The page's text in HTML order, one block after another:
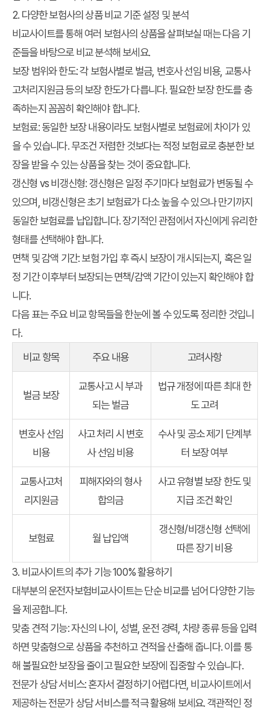
2. 다양한 보험사의 상품 비교 기준 설정 및 분석
비교사이트를 통해 여러 보험사의 상품을 살펴보실 때는 다음 기
준들을 바탕으로 비교 분석해 보세요.
보장 범위와 한도:각 보험사별로 벌금, 변호사 선임 비용, 교통사
고처리지원금 등의 보장 한도가 다릅니다. 필요한 보장 한도를 충
족하는지 꼼꼼히 확인해야 합니다.
보험료:동일한 보장 내용이라도 보험사별로 보험료에 차이가 있
을 수 있습니다. 무조건 저렴한 것보다는 적정 보험료로 충분한 보
장을 받을 수 있는 상품을 찾는 것이 중요합니다.
갱신형 vs 비갱신형:갱신형은 일정 주기마다 보험료가 변동될 수
있으며, 비갱신형은 초기 보험료가 다소 높을 수 있으나 만기까지
동일한 보험료를 납입합니다. 장기적인 관점에서 자신에게 유리한
형태를 선택해야 합니다.
면책 및 감액 기간:보험 가입 후 즉시 보장이 개시되는지, 혹은 일
정 기간 이후부터 보장되는 면책/감액 기간이 있는지 확인해야 합
니다.
다음 표는 주요 비교 항목들을 한눈에 볼 수 있도록 정리한 것입니
다.
비교 항목
주요 내용 고려사항
벌금 보장
교통사고 시 부과
되는 벌금
법규 개정에 따른 최대 한
도 고려
변호사 선임
비용
사고 처리 시 변호
사 선임 비용
수사 및 공소 제기 단계부
터 보장 여부
교통사고처
리지원금
피해자와의 형사
합의금
사고 유형별 보장 한도 및
지급 조건 확인
보험료 월 납입액
갱신형/비갱신형 선택에
따른 장기 비용
3. 비교사이트의 추가 기능 100% 활용하기
대부분의 운전자보험비교사이트는 단순 비교를 넘어 다양한 기능
을 제공합니다.
맞춤 견적 기능:자신의 나이, 성별, 운전 경력, 차량 종류 등을 입력
하면 맞춤형으로 상품을 추천하고 견적을 산출해 줍니다. 이를 통
해 불필요한 보장을 줄이고 필요한 보장에 집중할 수 있습니다.
전문가 상담 서비스:혼자서 결정하기 어렵다면, 비교사이트에서
제공하는 전문가 상담 서비스를 적극 활용해 보세요. 객관적인 정